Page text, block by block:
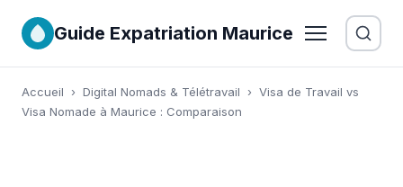
Guide Expatriation Maurice
Accueil › Digital Nomads & Télétravail › Visa de Travail vs
Visa Nomade à Maurice : Comparaison